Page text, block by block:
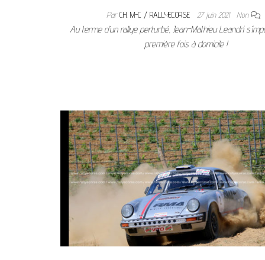
ParCH. M-C / RALLYECORSE 27 juin 2021 Non
Au terme d’un rallye perturbé, Jean-Mathieu Leandri
première fois à domicile !